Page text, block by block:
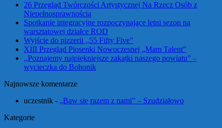
26 Przegląd Twórczości Artystycznej Na Rzecz Osób z
Niepełnosprawnością
Spotkanie integracyjne rozpoczynające letni sezon na
warsztatowej działce ROD
Wyjście do pizzerii ,,55 Fifty Five”
XIII Przegląd Piosenki Nowoczesnej „Mam Talent”
,,Poznajemy najpiękniejsze zakątki naszego powiatu” –
wycieczka do Bohonik
Najnowsze komentarze
uczestnik - „Baw się razem z nami” – Szudziałowo
Kategorie